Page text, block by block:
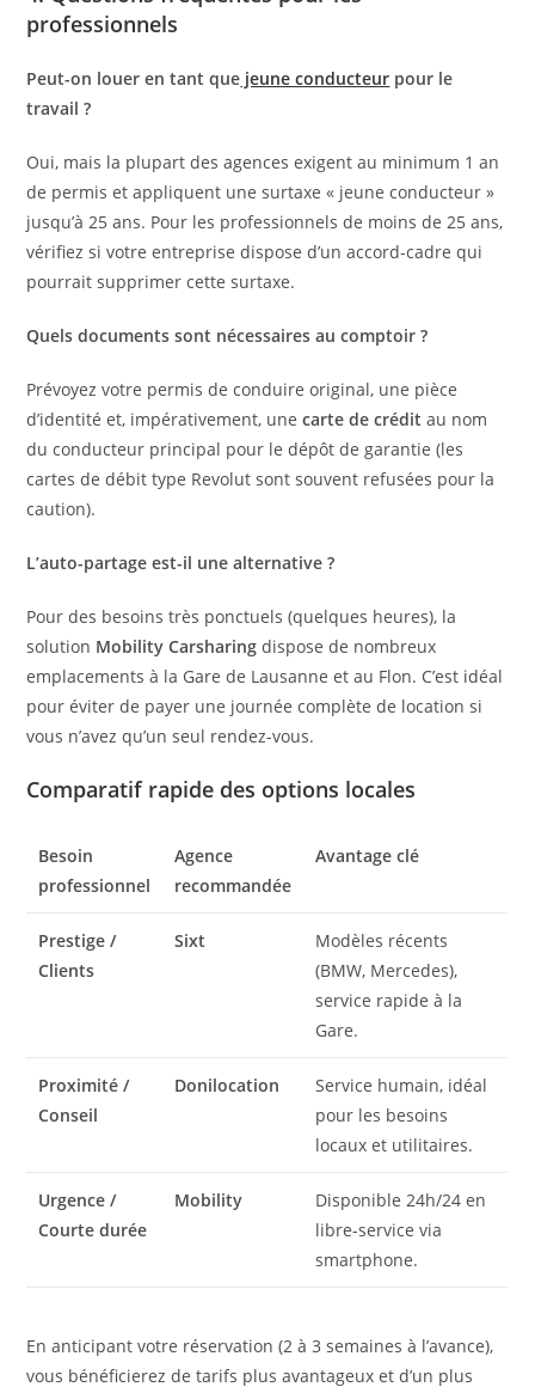
professionnels
Peut-on louer en tant que jeune conducteur pour le
travail ?
Oui, mais la plupart des agences exigent au minimum 1 an
de permis et appliquent une surtaxe « jeune conducteur »
jusqu’à 25 ans. Pour les professionnels de moins de 25 ans,
vérifiez si votre entreprise dispose d’un accord-cadre qui
pourrait supprimer cette surtaxe.
Quels documents sont nécessaires au comptoir ?
Prévoyez votre permis de conduire original, une pièce
d’identité et, impérativement, unecarte de crédit au nom
du conducteur principal pour le dépôt de garantie (les
cartes de débit type Revolut sont souvent refusées pour la
caution).
L’auto-partage est-il une alternative ?
Pour des besoins très ponctuels (quelques heures), la
solution Mobility Carsharing dispose de nombreux
emplacements à la Gare de Lausanne et au Flon. C’est idéal
pour éviter de payer une journée complète de location si
vous n’avez qu’un seul rendez-vous.
Comparatif rapide des options locales
Besoin
professionnel
Agence
recommandée
Avantage clé
Prestige /
Clients
Sixt
Modèles récents
(BMW, Mercedes),
service rapide à la
Gare.
Proximité /
Conseil
Donilocation
Service humain, idéal
pour les besoins
locaux et utilitaires.
Urgence /
Courte durée
Mobility
Disponible 24h/24 en
libre-service via
smartphone.
En anticipant votre réservation (2 à 3 semaines à l’avance),
vous bénéficierez de tarifs plus avantageux et d’un plus